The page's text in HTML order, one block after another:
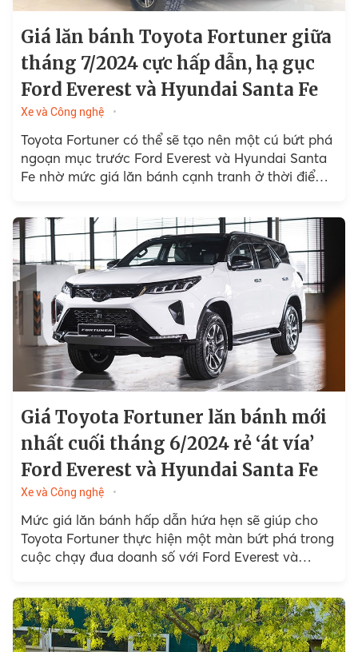
Giá lăn bánh Toyota Fortuner giữa
tháng 7/2024 cực hấp dẫn, hạ gục
Ford Everest và Hyundai Santa Fe
Xe và Công nghệ
Toyota Fortuner có thể sẽ tạo nên một cú bứt phá
ngoạn mục trước Ford Everest và Hyundai Santa
Fe nhờ mức giá lăn bánh cạnh tranh ở thời điểm
Giá Toyota Fortuner lăn bánh mới
nhất cuối tháng 6/2024 rẻ ‘át vía’
Ford Everest và Hyundai Santa Fe
Xe và Công nghệ
Mức giá lăn bánh hấp dẫn hứa hẹn sẽ giúp cho
Toyota Fortuner thực hiện một màn bứt phá trong
cuộc chạy đua doanh số với Ford Everest và